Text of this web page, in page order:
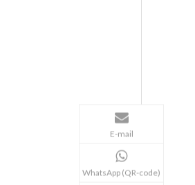
E-mail
WhatsApp (QR-code)